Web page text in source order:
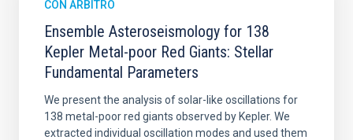
CON ÁRBITRO
Ensemble Asteroseismology for 138
Kepler Metal-poor Red Giants: Stellar
Fundamental Parameters
We present the analysis of solar-like oscillations for
138 metal-poor red giants observed by Kepler. We
extracted individual oscillation modes and used them